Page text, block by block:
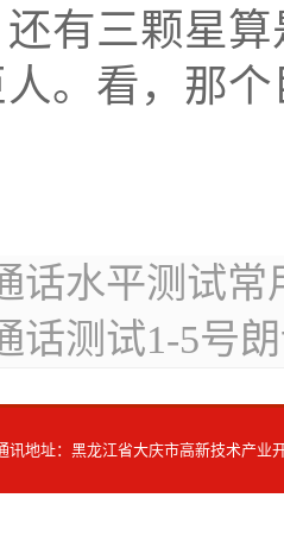
有三颗星
人。看，那
话水平测试常
话测试1-5号
讯地址：黑龙江省大庆市高新技术产